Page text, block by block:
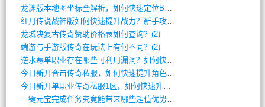
龙渊版本地图坐标全解析，如何快速定位BO(3)
红月传说战神版如何快速提升战力？新手攻略(3)
龙城决复古传奇赞助价格表如何查询？(2)
端游与手游版传奇在玩法上有何不同？(2)
逆水寒单职业存在哪些可利用漏洞？如何快速(1)
今日新开合击传奇私服，如何快速提升角色战(0)
今日新开单职业传奇私服1区，如何快速升级(0)
一键元宝完成任务究竟能带来哪些超值优势？(0)